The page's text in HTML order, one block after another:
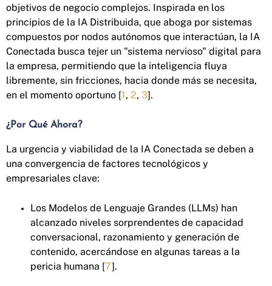
objetivos de negocio complejos. Inspirada en los
principios de la IA Distribuida, que aboga por sistemas
compuestos por nodos autónomos que interactúan, la IA
Conectada busca tejer un "sistema nervioso" digital para
la empresa, permitiendo que la inteligencia fluya
libremente, sin fricciones, hacia donde más se necesita,
en el momento oportuno [1, 2, 3].
¿Por Qué Ahora?
La urgencia y viabilidad de la IA Conectada se deben a
una convergencia de factores tecnológicos y
empresariales clave:
Los Modelos de Lenguaje Grandes (LLMs) han
alcanzado niveles sorprendentes de capacidad
conversacional, razonamiento y generación de
contenido, acercándose en algunas tareas a la
pericia humana [7].